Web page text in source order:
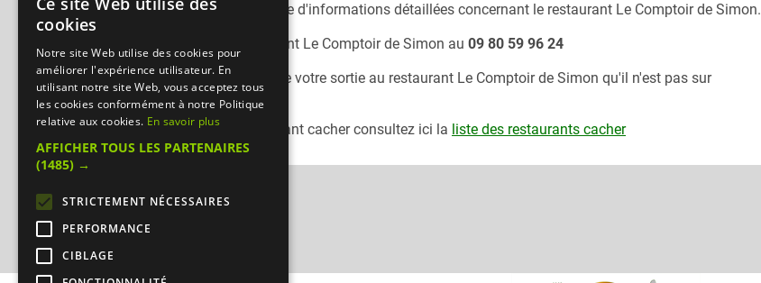
Désolé, nous n'avons pas encore d'informations détaillées concernant le restaurant Le Comptoir de Simon.
Vous pouvez joindre le restaurant Le Comptoir de Simon au 09 80 59 96 24
N'oubliez pas de préciser lors de votre sortie au restaurant Le Comptoir de Simon qu'il n'est pas sur
Mangercacher.com.
Pour consulter un autre restaurant cacher consultez ici la liste des restaurants cacher
cookies
Notre site Web utilise des cookies pour
améliorer l'expérience utilisateur. En
utilisant notre site Web, vous acceptez tous
les cookies conformément à notre Politique
relative aux cookies. En savoir plus
AFFICHER TOUS LES PARTENAIRES
(1485) →
STRICTEMENT NÉCESSAIRES
PERFORMANCE
CIBLAGE